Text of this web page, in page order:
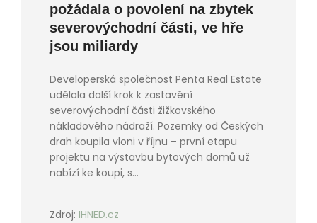
požádala o povolení na zbytek
severovýchodní části, ve hře
jsou miliardy
Developerská společnost Penta Real Estate
udělala další krok k zastavění
severovýchodní části žižkovského
nákladového nádraží. Pozemky od Českých
drah koupila vloni v říjnu – první etapu
projektu na výstavbu bytových domů už
nabízí ke koupi, s...
Zdroj: IHNED.cz